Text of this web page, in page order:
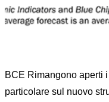
BCE Rimangono aperti
particolare sul nuovo